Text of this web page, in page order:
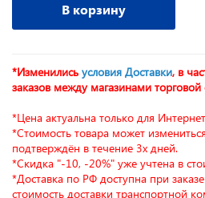
В корзину
*Изменились условия Доставки, в
заказов между магазинами торговой
*Цена актуальна только для
*Стоимость товара может
подтверждён в течение 3х дней.
*Скидка "-10, -20%" уже учтена в
*Доставка по РФ доступна при
стоимость доставки транспортной